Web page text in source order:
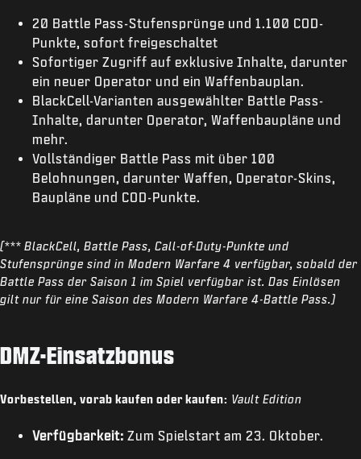
20 Battle Pass-Stufensprünge und 1.100 COD-
Punkte, sofort freigeschaltet
Sofortiger Zugriff auf exklusive Inhalte, darunter
ein neuer Operator und ein Waffenbauplan.
BlackCell-Varianten ausgewählter Battle Pass-
Inhalte, darunter Operator, Waffenbaupläne und
mehr.
Vollständiger Battle Pass mit über 100
Belohnungen, darunter Waffen, Operator-Skins,
Baupläne und COD-Punkte.
(*** BlackCell, Battle Pass, Call-of-Duty-Punkte und
Stufensprünge sind in Modern Warfare 4 verfügbar, sobald der
Battle Pass der Saison 1 im Spiel verfügbar ist. Das Einlösen
gilt nur für eine Saison des Modern Warfare 4-Battle Pass.)
DMZ-Einsatzbonus
Vorbestellen, vorab kaufen oder kaufen: Vault Edition
Verfügbarkeit: Zum Spielstart am 23. Oktober.